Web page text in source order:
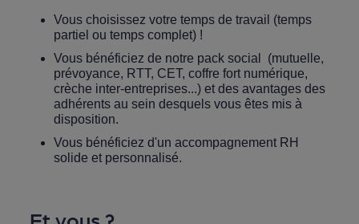
Vous choisissez votre temps de travail (temps
partiel ou temps complet) !
Vous bénéficiez de notre pack social (mutuelle,
prévoyance, RTT, CET, coffre fort numérique,
crèche inter-entreprises...) et des avantages des
adhérents au sein desquels vous êtes mis à
disposition.
Vous bénéficiez d'un accompagnement RH
solide et personnalisé.